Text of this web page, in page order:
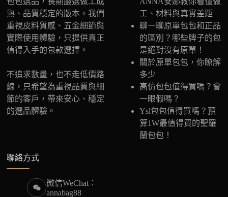
熟、品質穩定的版本。我們
重視皮料質感、五金細節與
實際使用體驗，只提供真正
值得入手的包款選擇。
不追求數量，也不走低價路
線，只希望為重視品質與細
節的客戶，帶來安心、穩定
的選品體驗。
工、材料與真實差距
聊一聊原單包包和正品
的區別？哪些牌子的包
是絕對沒有原單！
關於原單包包，你瞭解
多少
高仿包包值得買嗎？會
一眼假嗎？
Ysl包包值得買嗎？預
算1W最值得買的聖羅
蘭包包！
聯絡方式
微信WeChat：
annabag88